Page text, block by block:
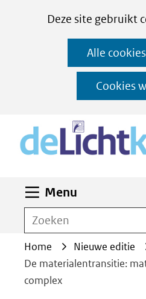
CookiesDeze site gebruikt
deze
worden
toegestaan
geweigerd.
Alle
Cookies
Menu
Zoeken
Home
Nieuwe editie
De materialentransitie:
complex